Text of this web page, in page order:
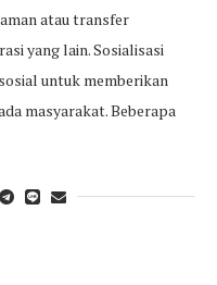
atau transfer
yang lain. Sosialisasi
untuk memberikan
masyarakat. Beberapa